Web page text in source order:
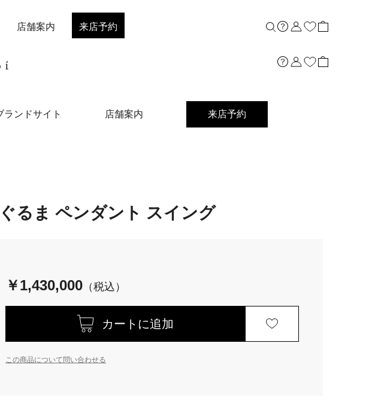
ランドサイト 店舗案内 来店予約
店舗案内 来店予約
るま ペンダント スイング
￥1,430,000
カートに追加
この商品について問い合わせる